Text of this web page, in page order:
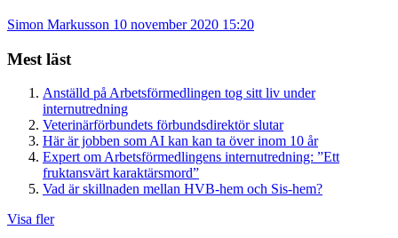
Simon Markusson 10 november 2020 15:20
Mest läst
Anställd på Arbetsförmedlingen tog sitt liv under
internutredning
Veterinärförbundets förbundsdirektör slutar
Här är jobben som AI kan kan ta över inom 10 år
Expert om Arbetsförmedlingens internutredning: ”Ett
fruktansvärt karaktärsmord”
Vad är skillnaden mellan HVB-hem och Sis-hem?
Visa fler